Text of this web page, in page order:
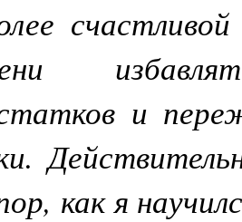
и
как я